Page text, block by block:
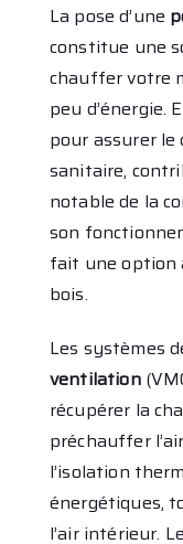
La pose d’une
constitue une
chauffer votre
peu d’énergie.
pour assurer le
sanitaire,
notable de la
son
fait une option
bois.
Les systèmes
ventilation
récupérer la
préchauffer
l’isolation
énergétiques,
l’air intérieur.